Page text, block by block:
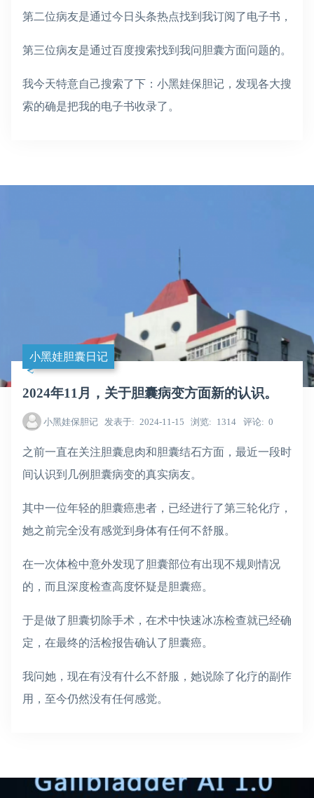
第二位病友是通过今日头条热点找到我订阅了电子书，
第三位病友是通过百度搜索找到我问胆囊方面问题的。
我今天特意自己搜索了下：小黑娃保胆记，发现各大搜
索的确是把我的电子书收录了。
小黑娃胆囊日记
2024年11月，关于胆囊病变方面新的认识。
小黑娃保胆记 发表于 2024-11-15 浏览 1314 评论 0
之前一直在关注胆囊息肉和胆囊结石方面，最近一段时
间认识到几例胆囊病变的真实病友。
其中一位年轻的胆囊癌患者，已经进行了第三轮化疗，
她之前完全没有感觉到身体有任何不舒服。
在一次体检中意外发现了胆囊部位有出现不规则情况
的，而且深度检查高度怀疑是胆囊癌。
于是做了胆囊切除手术，在术中快速冰冻检查就已经确
定，在最终的活检报告确认了胆囊癌。
我问她，现在有没有什么不舒服，她说除了化疗的副作
用，至今仍然没有任何感觉。